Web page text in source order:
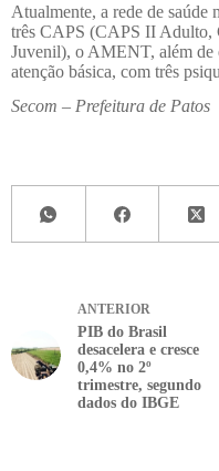
Atualmente, a rede de saúde
três CAPS (CAPS II
Juvenil), o AMENT, além de
atenção básica, com três
Secom – Prefeitura de Patos
ANTERIOR
PIB do Brasil
desacelera e cresce
0,4% no 2º
trimestre, segundo
dados do IBGE